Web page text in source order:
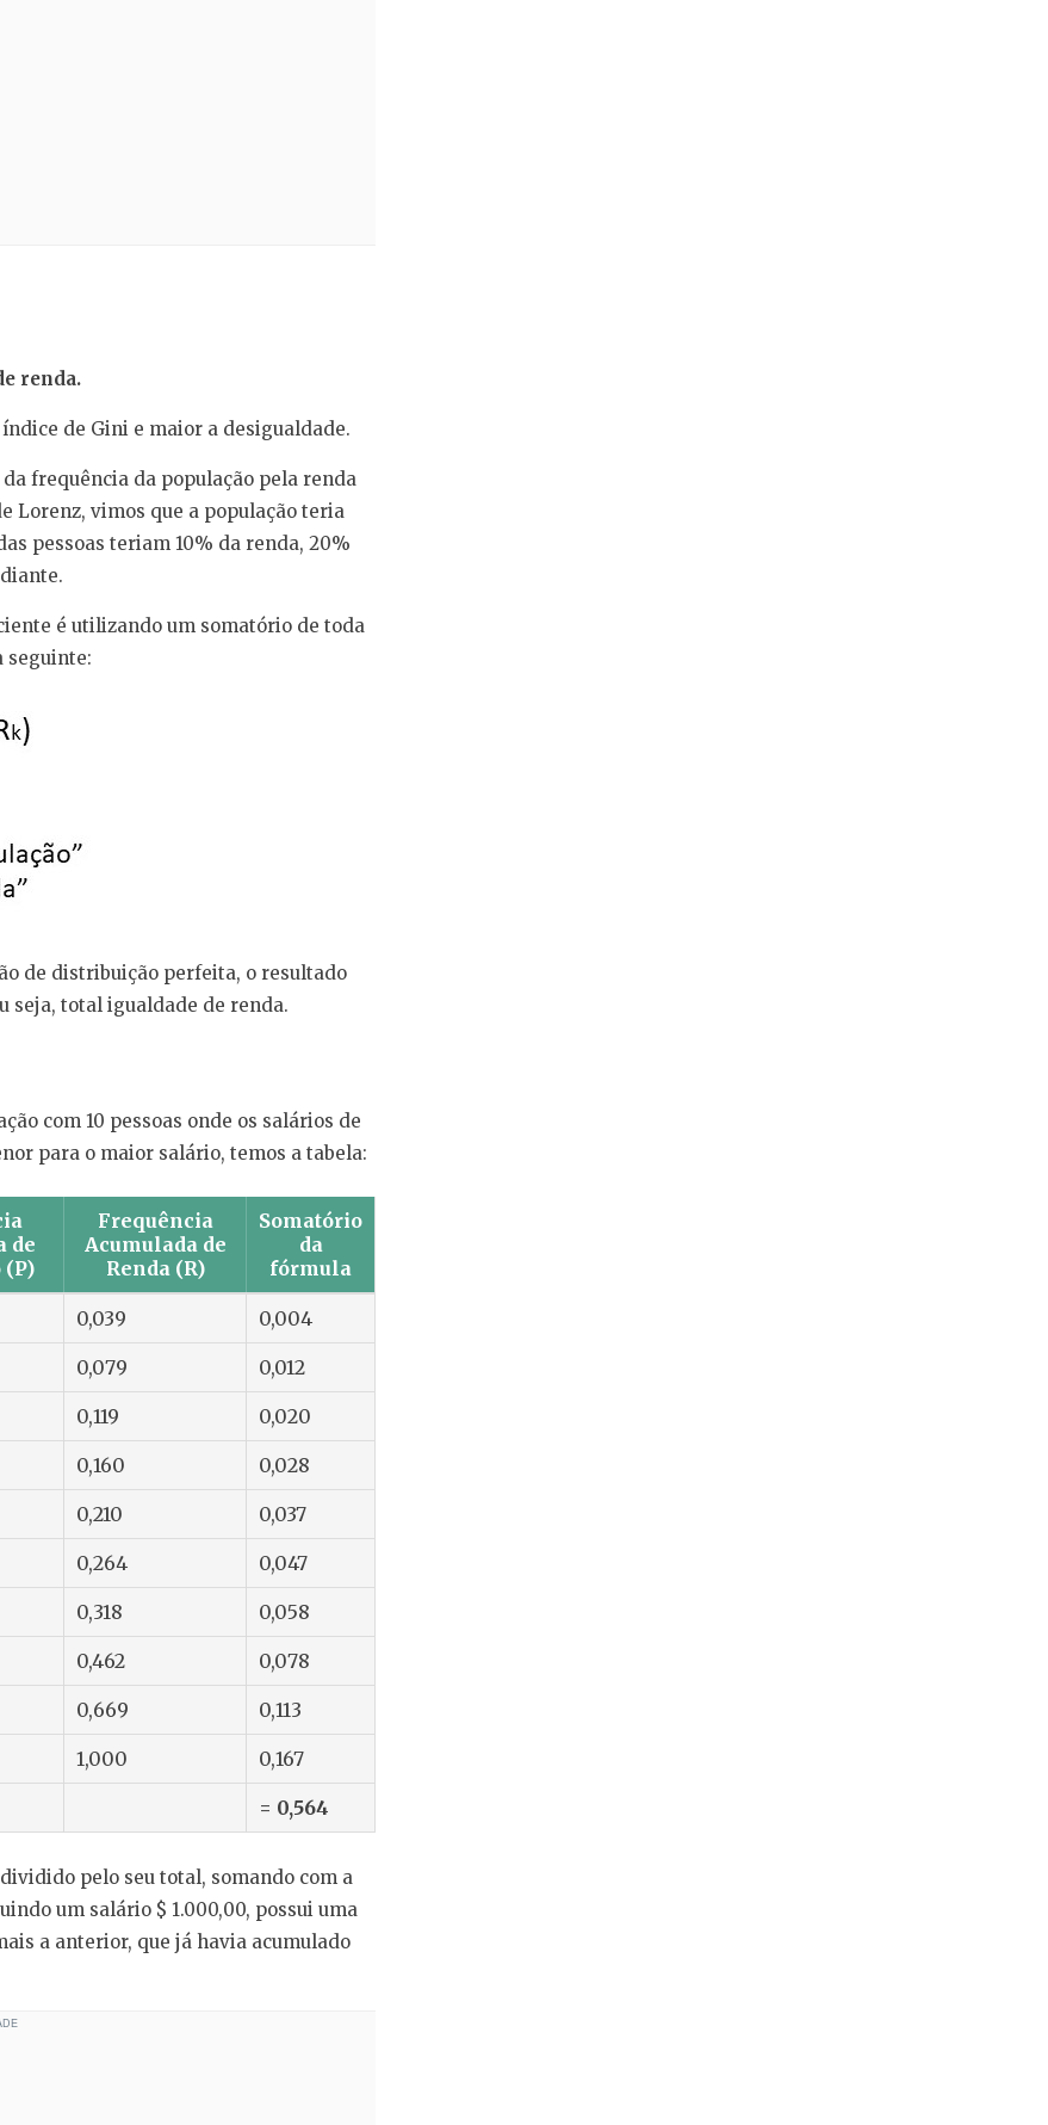
renda.
de Gini e maior a desigualdade.
frequência da população pela renda
Lorenz, vimos que a população teria
pessoas teriam 10% da renda, 20%
é utilizando um somatório de toda
seguinte:
de distribuição perfeita, o resultado
seja, total igualdade de renda.
com 10 pessoas onde os salários de
para o maior salário, temos a tabela:
de
(P)
Frequência
Acumulada de
Renda (R)
Somatório
da
fórmula
0,039 0,004
0,079 0,012
0,119 0,020
0,160 0,028
0,210 0,037
0,264 0,047
0,318 0,058
0,462 0,078
0,669 0,113
1,000 0,167
= 0,564
pelo seu total, somando com a
um salário $ 1.000,00, possui uma
a anterior, que já havia acumulado